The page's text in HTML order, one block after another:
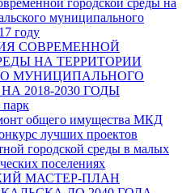
городской среды на
муниципального
году
СОВРЕМЕННОЙ
НА ТЕРРИТОРИИ
МУНИЦИПАЛЬНОГО
2018-2030 ГОДЫ
общего имущества МКД
лучших проектов
городской среды в малых
поселениях
МАСТЕР-ПЛАН